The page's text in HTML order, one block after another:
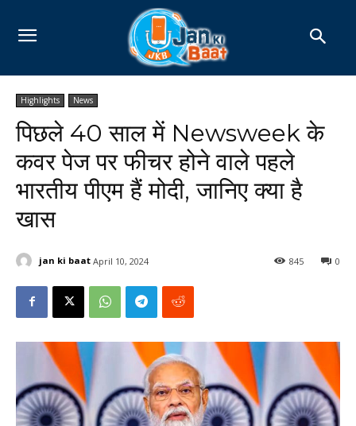
Highlights News
पिछले 40 साल में Newsweek के
कवर पेज पर फीचर होने वाले पहले
भारतीय पीएम हैं मोदी, जानिए क्या है
खास
jan ki baat April 10, 2024 0
845